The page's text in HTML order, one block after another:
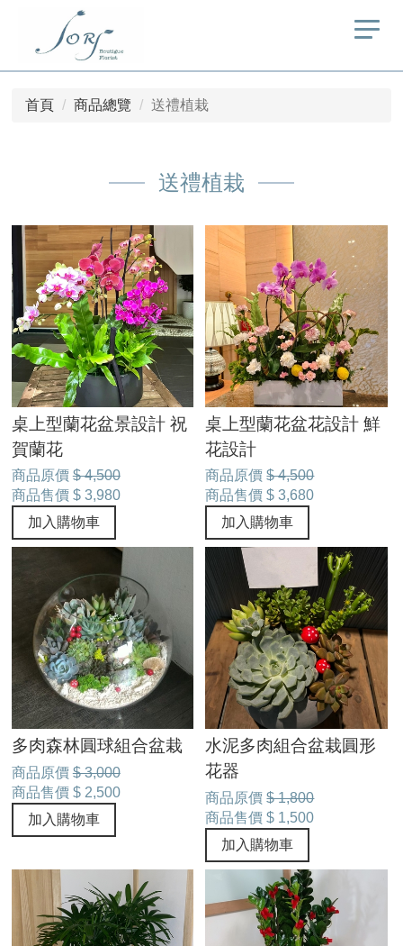
首頁 商品總覽 送禮植栽
送禮植栽
桌上型蘭花盆景設計 祝
賀蘭花
商品原價 $ 4,500
商品售價 $ 3,980
加入購物車
桌上型蘭花盆花設計 鮮
花設計
商品原價 $ 4,500
商品售價 $ 3,680
加入購物車
多肉森林圓球組合盆栽
商品原價 $ 3,000
商品售價 $ 2,500
加入購物車
水泥多肉組合盆栽圓形
花器
商品原價 $ 1,800
商品售價 $ 1,500
加入購物車